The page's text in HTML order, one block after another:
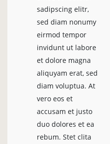
sadipscing elitr,
sed diam nonumy
eirmod tempor
invidunt ut labore
et dolore magna
aliquyam erat, sed
diam voluptua. At
vero eos et
accusam et justo
duo dolores et ea
rebum. Stet clita